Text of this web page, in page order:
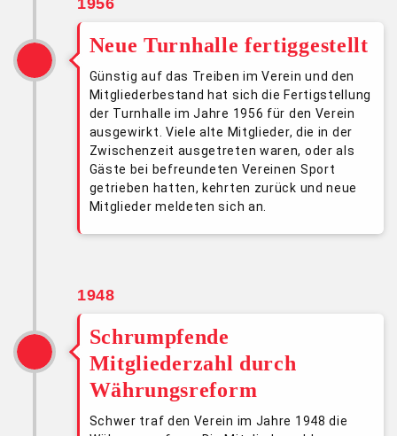
1956
Neue Turnhalle fertiggestellt
Günstig auf das Treiben im Verein und den
Mitgliederbestand hat sich die Fertigstellung
der Turnhalle im Jahre 1956 für den Verein
ausgewirkt. Viele alte Mitglieder, die in der
Zwischenzeit ausgetreten waren, oder als
Gäste bei befreundeten Vereinen Sport
getrieben hatten, kehrten zurück und neue
Mitglieder meldeten sich an.
1948
Schrumpfende
Mitgliederzahl durch
Währungsreform
Schwer traf den Verein im Jahre 1948 die